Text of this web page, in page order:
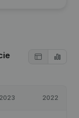
2023 2022